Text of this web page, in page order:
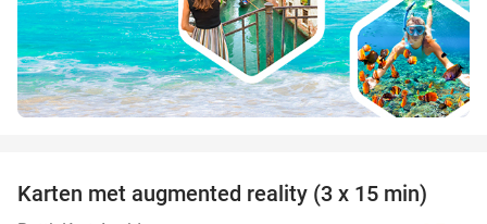
35%
Karten met augmented reality (3 x 15 min)